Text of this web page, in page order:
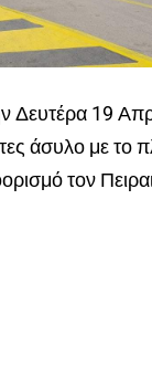
Δευτέρα 19
άσυλο με το
τον